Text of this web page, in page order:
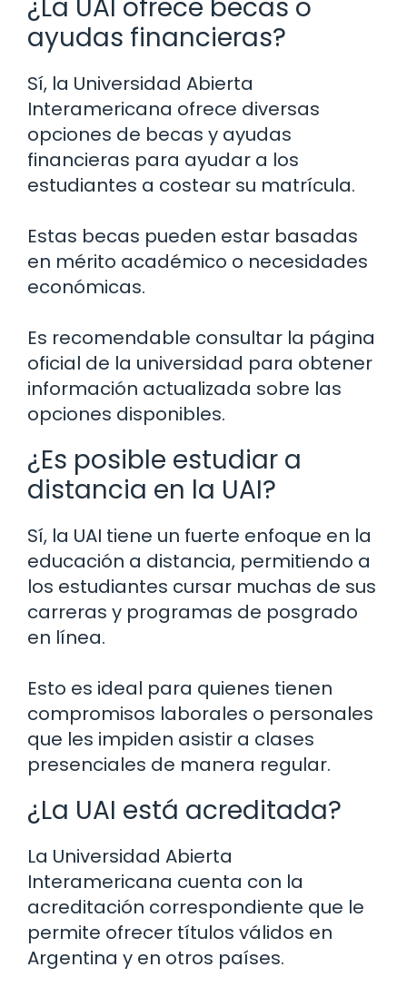
¿La UAI ofrece becas o
ayudas financieras?
Sí, la Universidad Abierta
Interamericana ofrece diversas
opciones de becas y ayudas
financieras para ayudar a los
estudiantes a costear su matrícula.
Estas becas pueden estar basadas
en mérito académico o necesidades
económicas.
Es recomendable consultar la página
oficial de la universidad para obtener
información actualizada sobre las
opciones disponibles.
¿Es posible estudiar a
distancia en la UAI?
Sí, la UAI tiene un fuerte enfoque en la
educación a distancia, permitiendo a
los estudiantes cursar muchas de sus
carreras y programas de posgrado
en línea.
Esto es ideal para quienes tienen
compromisos laborales o personales
que les impiden asistir a clases
presenciales de manera regular.
¿La UAI está acreditada?
La Universidad Abierta
Interamericana cuenta con la
acreditación correspondiente que le
permite ofrecer títulos válidos en
Argentina y en otros países.